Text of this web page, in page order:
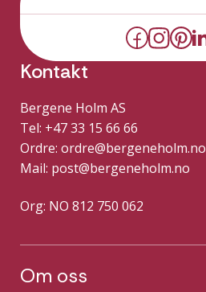
Kontakt
Bergene Holm AS
Tel: +47 33 15 66 66
Ordre: ordre@bergeneholm.no
Mail: post@bergeneholm.no
Org: NO 812 750 062
Om oss